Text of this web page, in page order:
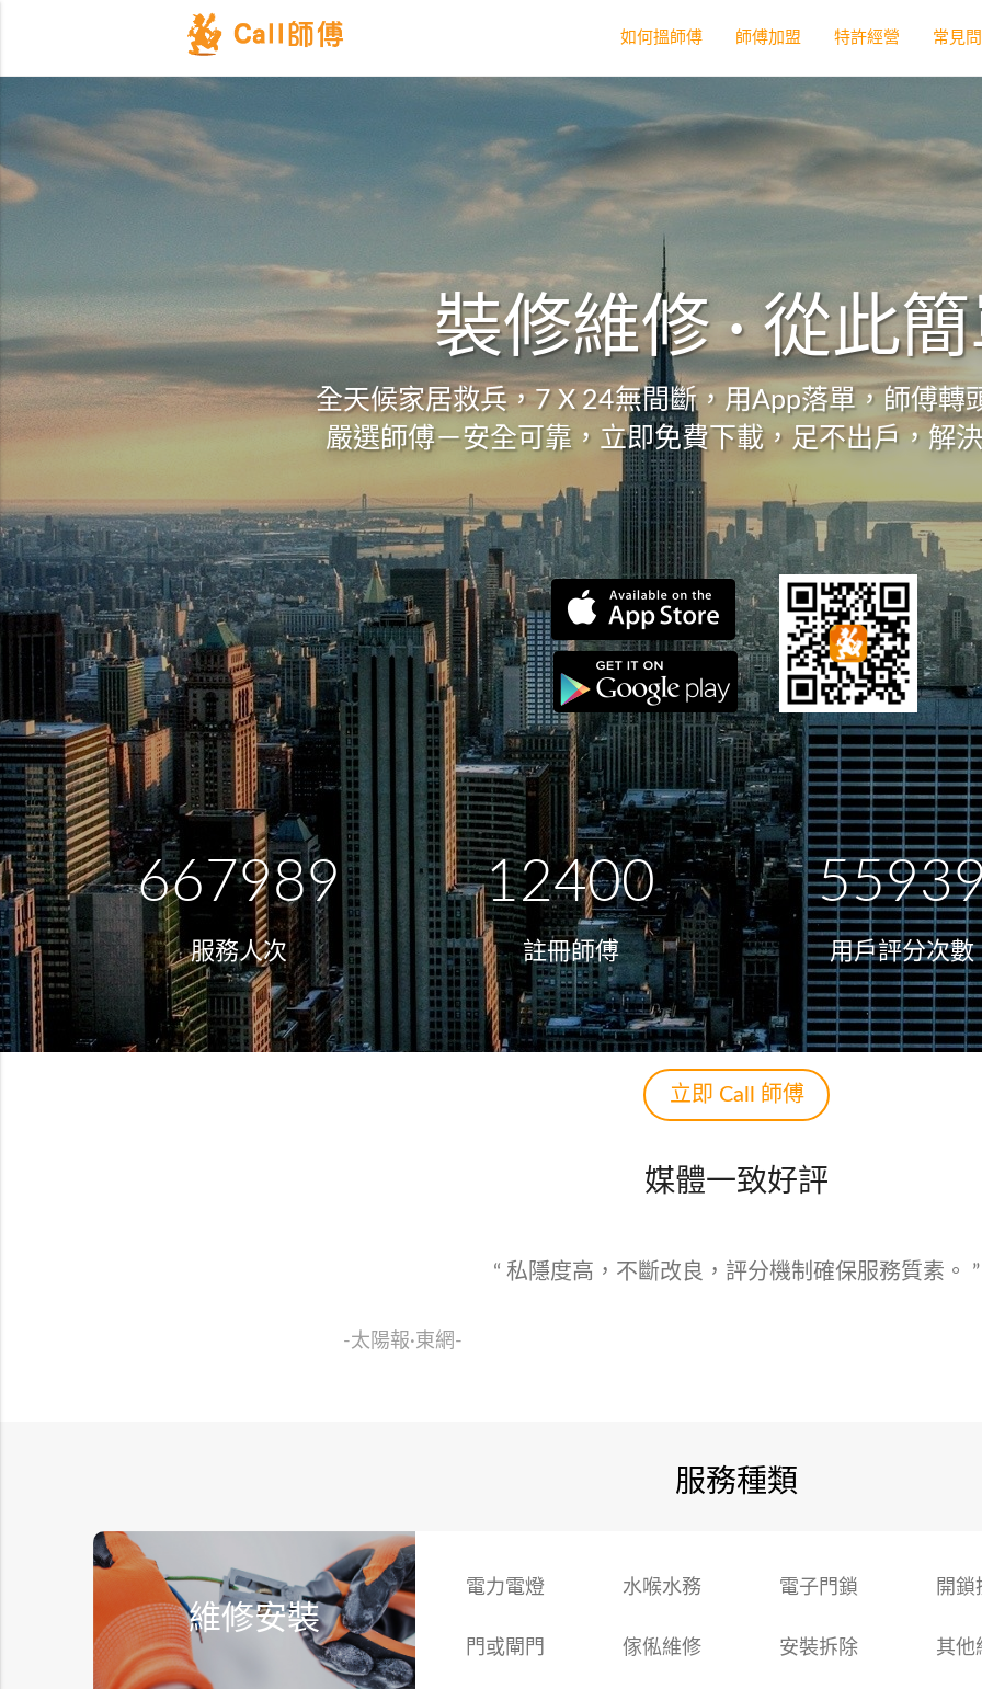
裝修維修 · 從此
全天候家居救兵，7 X 24無間斷，用App落單，師傅轉
嚴選師傅－安全可靠，立即免費下載，足不出戶，解
667989
服務人次
12400
註冊師傅 用戶評分次數
立即 Call 師傅
如何搵師傅 師傅加盟 特許經營 常見
媒體一致好評
“ 涵蓋生活範疇，都市人工作忙碌，「Call師傅」為客戶提供各
-蘋果日報-
服務種類
維修安裝
電力電燈 水喉水務 電子門鎖 開鎖
門或閘門 傢俬維修 安裝拆除 其他